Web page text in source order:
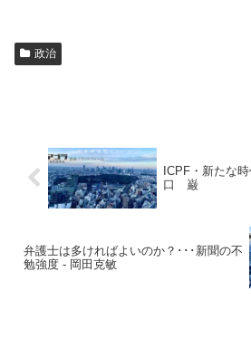
政治
ICPF・新た
口 巌
弁護士は多ければよいのか？･･･新聞の不
勉強度 - 岡田克敏